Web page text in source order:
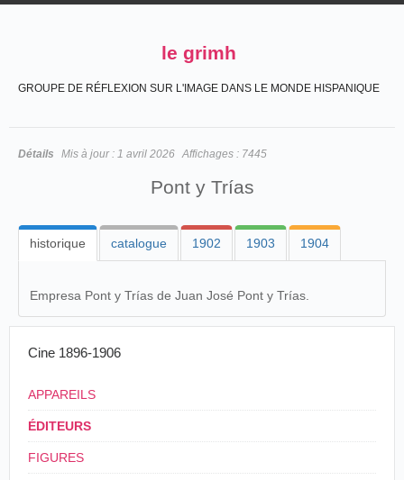
le grimh
GROUPE DE RÉFLEXION SUR L'IMAGE DANS LE MONDE HISPANIQUE
Détails Mis à jour : 1 avril 2026 Affichages : 7445
Pont y Trías
historique catalogue 1902 1903 1904
Empresa Pont y Trías de Juan José Pont y Trías.
Cine 1896-1906
APPAREILS
ÉDITEURS
FIGURES